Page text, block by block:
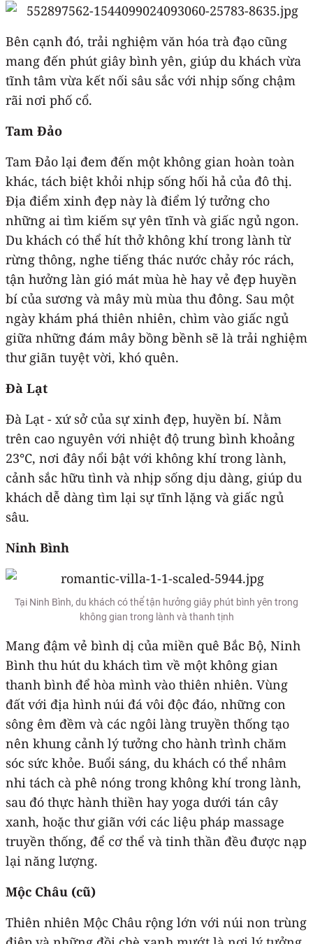
Bên cạnh đó, trải nghiệm văn hóa trà đạo cũng
mang đến phút giây bình yên, giúp du khách vừa
tĩnh tâm vừa kết nối sâu sắc với nhịp sống chậm
rãi nơi phố cổ.
Tam Đảo
Tam Đảo lại đem đến một không gian hoàn toàn
khác, tách biệt khỏi nhịp sống hối hả của đô thị.
Địa điểm xinh đẹp này là điểm lý tưởng cho
những ai tìm kiếm sự yên tĩnh và giấc ngủ ngon.
Du khách có thể hít thở không khí trong lành từ
rừng thông, nghe tiếng thác nước chảy róc rách,
tận hưởng làn gió mát mùa hè hay vẻ đẹp huyền
bí của sương và mây mù mùa thu đông. Sau một
ngày khám phá thiên nhiên, chìm vào giấc ngủ
giữa những đám mây bồng bềnh sẽ là trải nghiệm
thư giãn tuyệt vời, khó quên.
Đà Lạt
Đà Lạt - xứ sở của sự xinh đẹp, huyền bí. Nằm
trên cao nguyên với nhiệt độ trung bình khoảng
23°C, nơi đây nổi bật với không khí trong lành,
cảnh sắc hữu tình và nhịp sống dịu dàng, giúp du
khách dễ dàng tìm lại sự tĩnh lặng và giấc ngủ
sâu.
Ninh Bình
Tại Ninh Bình, du khách có thể tận hưởng giây phút bình yên trong
không gian trong lành và thanh tịnh
Mang đậm vẻ bình dị của miền quê Bắc Bộ, Ninh
Bình thu hút du khách tìm về một không gian
thanh bình để hòa mình vào thiên nhiên. Vùng
đất với địa hình núi đá vôi độc đáo, những con
sông êm đềm và các ngôi làng truyền thống tạo
nên khung cảnh lý tưởng cho hành trình chăm
sóc sức khỏe. Buổi sáng, du khách có thể nhâm
nhi tách cà phê nóng trong không khí trong lành,
sau đó thực hành thiền hay yoga dưới tán cây
xanh, hoặc thư giãn với các liệu pháp massage
truyền thống, để cơ thể và tinh thần đều được nạp
lại năng lượng.
Mộc Châu (cũ)
Thiên nhiên Mộc Châu rộng lớn với núi non trùng